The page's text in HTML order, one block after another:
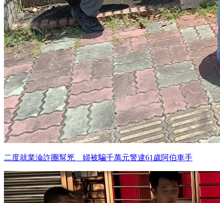
二度就業淪詐團幫兇 婦被騙千萬元警逮61歲阿伯車手